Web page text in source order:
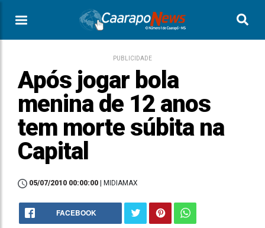
PUBLICIDADE
Após jogar bola
menina de 12 anos
tem morte súbita na
Capital
05/07/2010 00:00:00 | MIDIAMAX
FACEBOOK